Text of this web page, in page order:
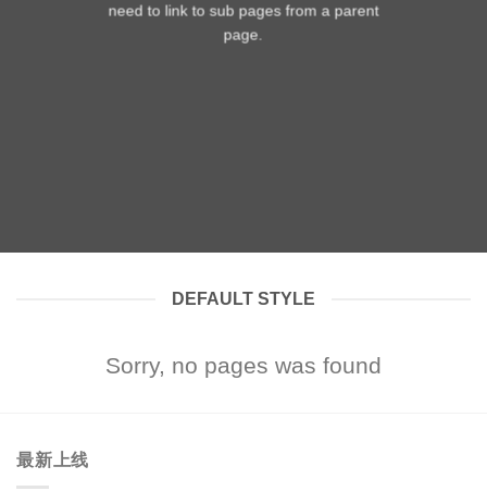
need to link to sub pages from a parent
page.
DEFAULT STYLE
Sorry, no pages was found
最新上线